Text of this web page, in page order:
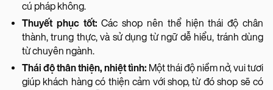
cú pháp không.
Thuyết phục tốt:Các shop nên thể hiện thái độ chân
thành, trung thực, và sử dụng từ ngữ dễ hiểu, tránh dùng
từ chuyên ngành.
Thái độ thân thiện, nhiệt tình: Một thái độ niềm nở, vui tươi
giúp khách hàng có thiện cảm với shop, từ đó shop sẽ có